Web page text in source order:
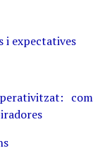
i expectatives
com